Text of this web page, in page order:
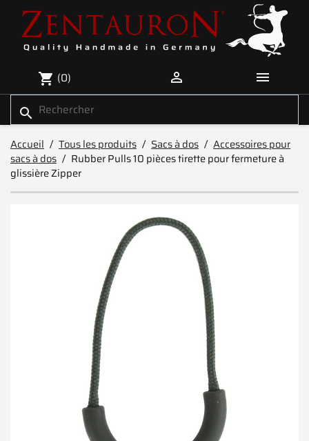
shopping_cart (0)  
search
Accueil Tous les produits Sacs à dos
Accessoires pour
sacs à dos
Rubber Pulls 10 pièces tirette pour fermeture à
glissière Zipper